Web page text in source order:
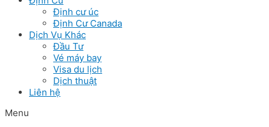
Định cư úc
Định Cư Canada
Dịch Vụ Khác
Đầu Tư
Vé máy bay
Visa du lịch
Dịch thuật
Liên hệ
Menu